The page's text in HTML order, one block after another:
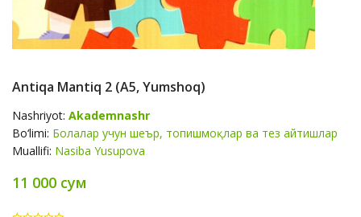
Antiqa Mantiq 2 (А5, Yumshoq)
Nashriyot: Akademnashr
Bo‘limi: Болалар учун шеър, топишмоқлар ва тез айтишлар
Muallifi: Nasiba Yusupova
11 000 сум